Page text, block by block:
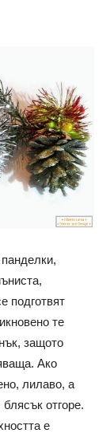
подготвят
те
защото
Ако
лилаво, а
отгоре.
е